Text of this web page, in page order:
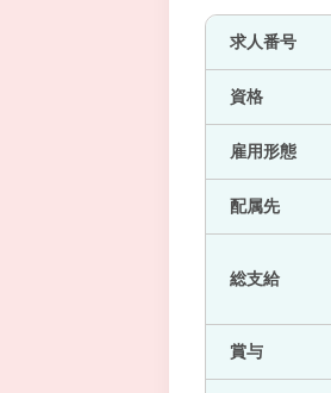
求人番号
資格
雇用形態
配属先
総支給
賞与